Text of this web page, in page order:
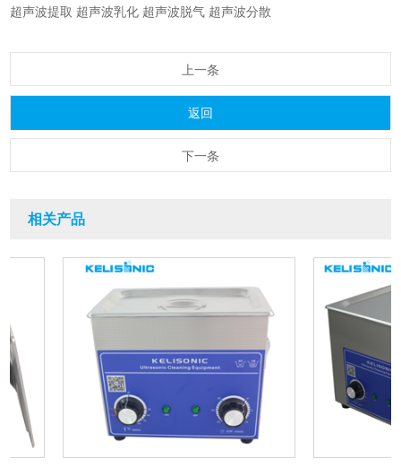
超声波提取 超声波乳化 超声波脱气 超声波分散
上一条
返回
下一条
相关产品